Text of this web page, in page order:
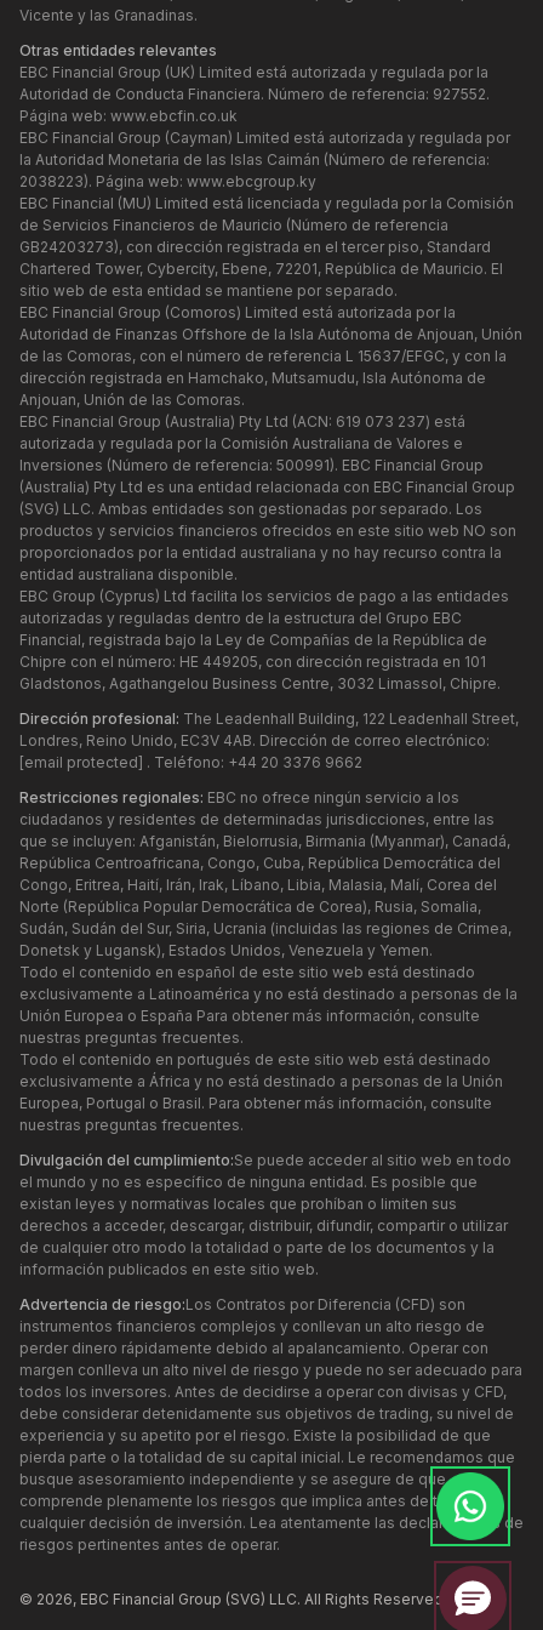
Vicente y las Granadinas.
Otras entidades relevantes
EBC Financial Group (UK) Limited está autorizada y regulada por la
Autoridad de Conducta Financiera. Número de referencia: 927552.
Página web: www.ebcfin.co.uk
EBC Financial Group (Cayman) Limited está autorizada y regulada por
la Autoridad Monetaria de las Islas Caimán (Número de referencia:
2038223). Página web: www.ebcgroup.ky
EBC Financial (MU) Limited está licenciada y regulada por la Comisión
de Servicios Financieros de Mauricio (Número de referencia
GB24203273), con dirección registrada en el tercer piso, Standard
Chartered Tower, Cybercity, Ebene, 72201, República de Mauricio. El
sitio web de esta entidad se mantiene por separado.
EBC Financial Group (Comoros) Limited está autorizada por la
Autoridad de Finanzas Offshore de la Isla Autónoma de Anjouan, Unión
de las Comoras, con el número de referencia L 15637/EFGC, y con la
dirección registrada en Hamchako, Mutsamudu, Isla Autónoma de
Anjouan, Unión de las Comoras.
EBC Financial Group (Australia) Pty Ltd (ACN: 619 073 237) está
autorizada y regulada por la Comisión Australiana de Valores e
Inversiones (Número de referencia: 500991). EBC Financial Group
(Australia) Pty Ltd es una entidad relacionada con EBC Financial Group
(SVG) LLC. Ambas entidades son gestionadas por separado. Los
productos y servicios financieros ofrecidos en este sitio web NO son
proporcionados por la entidad australiana y no hay recurso contra la
entidad australiana disponible.
EBC Group (Cyprus) Ltd facilita los servicios de pago a las entidades
autorizadas y reguladas dentro de la estructura del Grupo EBC
Financial, registrada bajo la Ley de Compañías de la República de
Chipre con el número: HE 449205, con dirección registrada en 101
Gladstonos, Agathangelou Business Centre, 3032 Limassol, Chipre.
Dirección profesional: The Leadenhall Building, 122 Leadenhall Street,
Londres, Reino Unido, EC3V 4AB. Dirección de correo electrónico:
[email protected] . Teléfono: +44 20 3376 9662
Restricciones regionales: EBC no ofrece ningún servicio a los
ciudadanos y residentes de determinadas jurisdicciones, entre las
que se incluyen: Afganistán, Bielorrusia, Birmania (Myanmar), Canadá,
República Centroafricana, Congo, Cuba, República Democrática del
Congo, Eritrea, Haití, Irán, Irak, Líbano, Libia, Malasia, Malí, Corea del
Norte (República Popular Democrática de Corea), Rusia, Somalia,
Sudán, Sudán del Sur, Siria, Ucrania (incluidas las regiones de Crimea,
Donetsk y Lugansk), Estados Unidos, Venezuela y Yemen.
Todo el contenido en español de este sitio web está destinado
exclusivamente a Latinoamérica y no está destinado a personas de la
Unión Europea o España Para obtener más información, consulte
nuestras preguntas frecuentes.
Todo el contenido en portugués de este sitio web está destinado
exclusivamente a África y no está destinado a personas de la Unión
Europea, Portugal o Brasil. Para obtener más información, consulte
nuestras preguntas frecuentes.
Divulgación del cumplimiento:Se puede acceder al sitio web en todo
el mundo y no es específico de ninguna entidad. Es posible que
existan leyes y normativas locales que prohíban o limiten sus
derechos a acceder, descargar, distribuir, difundir, compartir o utilizar
de cualquier otro modo la totalidad o parte de los documentos y la
información publicados en este sitio web.
Advertencia de riesgo:Los Contratos por Diferencia (CFD) son
instrumentos financieros complejos y conllevan un alto riesgo de
perder dinero rápidamente debido al apalancamiento. Operar con
margen conlleva un alto nivel de riesgo y puede no ser adecuado para
todos los inversores. Antes de decidirse a operar con divisas y CFD,
debe considerar detenidamente sus objetivos de trading, su nivel de
experiencia y su apetito por el riesgo. Existe la posibilidad de que
pierda parte o la totalidad de su capital inicial. Le recomendamos que
busque asesoramiento independiente y se asegure de que
comprende plenamente los riesgos que implica antes de tomar
cualquier decisión de inversión. Lea atentamente las declaraciones de
riesgos pertinentes antes de operar.
© 2026, EBC Financial Group (SVG) LLC. All Rights Reserved.